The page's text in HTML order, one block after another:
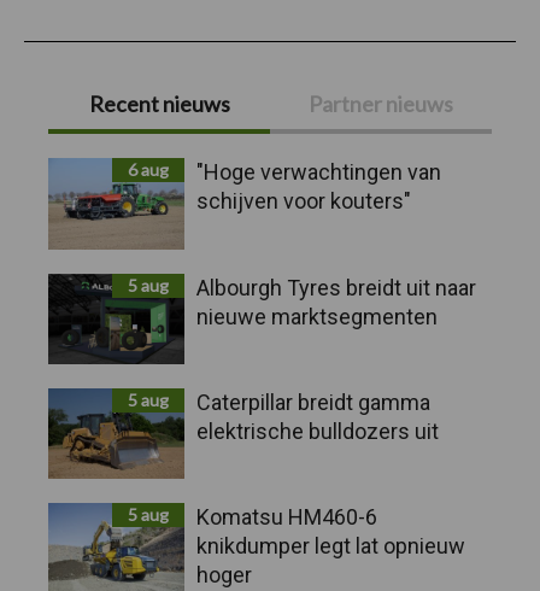
Primaire
Sidebar
Recent nieuws Partner nieuws
6 aug
"Hoge verwachtingen van
schijven voor kouters"
5 aug
Albourgh Tyres breidt uit naar
nieuwe marktsegmenten
5 aug
Caterpillar breidt gamma
elektrische bulldozers uit
5 aug
Komatsu HM460-6
knikdumper legt lat opnieuw
hoger